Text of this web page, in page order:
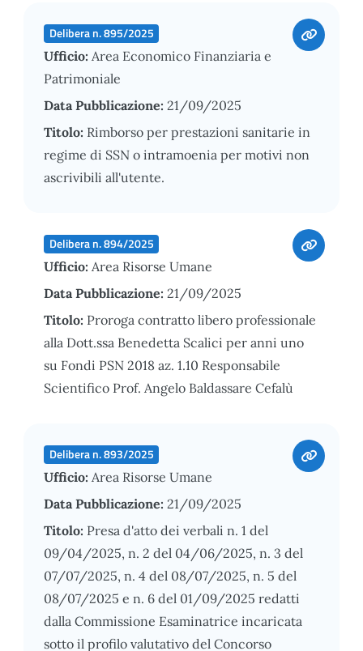
Delibera n. 895/2025
Ufficio: Area Economico Finanziaria e
Patrimoniale
Data Pubblicazione: 21/09/2025
Titolo: Rimborso per prestazioni sanitarie in
regime di SSN o intramoenia per motivi non
ascrivibili all'utente.
Delibera n. 894/2025
Ufficio: Area Risorse Umane
Data Pubblicazione: 21/09/2025
Titolo: Proroga contratto libero professionale
alla Dott.ssa Benedetta Scalici per anni uno
su Fondi PSN 2018 az. 1.10 Responsabile
Scientifico Prof. Angelo Baldassare Cefalù
Delibera n. 893/2025
Ufficio: Area Risorse Umane
Data Pubblicazione: 21/09/2025
Titolo: Presa d'atto dei verbali n. 1 del
09/04/2025, n. 2 del 04/06/2025, n. 3 del
07/07/2025, n. 4 del 08/07/2025, n. 5 del
08/07/2025 e n. 6 del 01/09/2025 redatti
dalla Commissione Esaminatrice incaricata
sotto il profilo valutativo del Concorso